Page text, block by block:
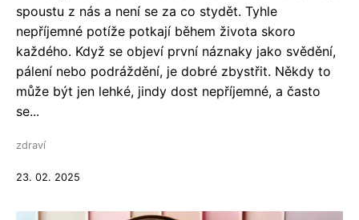
spoustu z nás a není se za co stydět. Tyhle
nepříjemné potíže potkají během života skoro
každého. Když se objeví první náznaky jako svědění,
pálení nebo podráždění, je dobré zbystřit. Někdy to
může být jen lehké, jindy dost nepříjemné, a často
se...
zdraví
23. 02. 2025